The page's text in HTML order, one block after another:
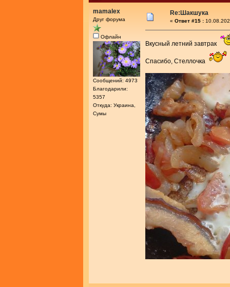
mamalex
Друг форума
Офлайн
Сообщений: 4973
Благодарили:
5357
Откуда: Украина,
Сумы
Re:Шакшука
« Ответ #15 :
Вкусный летний завтрак
Спасибо, Стеллочка